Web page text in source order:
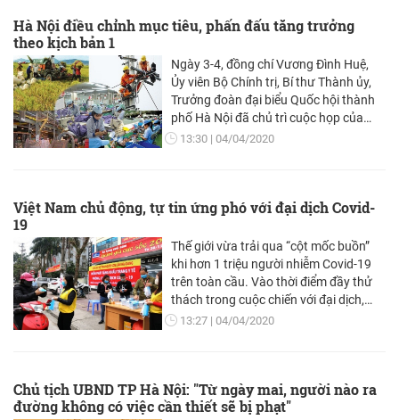
bán hàng tại hệ thống cửa hàng của
lắng.
Hà Nội điều chỉnh mục tiêu, phấn đấu tăng trưởng
theo kịch bản 1
Ngày 3-4, đồng chí Vương Đình Huệ,
Ủy viên Bộ Chính trị, Bí thư Thành ủy,
Trưởng đoàn đại biểu Quốc hội thành
phố Hà Nội đã chủ trì cuộc họp của
Ban Thường vụ Thành ủy Hà Nội cho ý
nhiệm vụ trong 9 tháng còn lại của
13:30 04/04/2020
Việt Nam chủ động, tự tin ứng phó với đại dịch Covid-
19
Thế giới vừa trải qua “cột mốc buồn”
khi hơn 1 triệu người nhiễm Covid-19
trên toàn cầu. Vào thời điểm đầy thử
thách trong cuộc chiến với đại dịch,
Việt Nam vẫn bình tĩnh, tự tin ứng phó,
13:27 04/04/2020
Chủ tịch UBND TP Hà Nội: "Từ ngày mai, người nào ra
đường không có việc cần thiết sẽ bị phạt"